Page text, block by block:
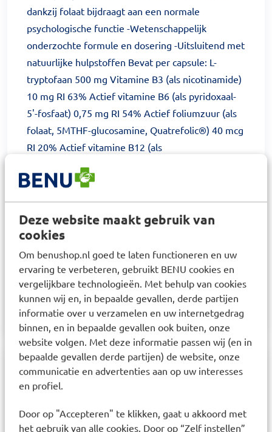
Deze website maakt gebruik van
cookies
Om benushop.nl goed te laten functioneren en uw
ervaring te verbeteren, gebruikt BENU cookies en
vergelijkbare technologieën. Met behulp van cookies
kunnen wij en, in bepaalde gevallen, derde partijen
informatie over u verzamelen en uw internetgedrag
binnen, en in bepaalde gevallen ook buiten, onze
website volgen. Met deze informatie passen wij (en in
bepaalde gevallen derde partijen) de website, onze
communicatie en advertenties aan op uw interesses
en profiel.
Door op "Accepteren" te klikken, gaat u akkoord met
het gebruik van alle cookies. Door op “Zelf instellen”
dankzij folaat bijdraagt aan een normale
psychologische functie -Wetenschappelijk
onderzochte formule en dosering -Uitsluitend met
natuurlijke hulpstoffen Bevat per capsule: L-
tryptofaan 500 mg Vitamine B3 (als nicotinamide)
10 mg RI 63% Actief vitamine B6 (als pyridoxaal-
5'-fosfaat) 0,75 mg RI 54% Actief foliumzuur (als
folaat, 5MTHF-glucosamine, Quatrefolic®) 40 mcg
RI 20% Actief vitamine B12 (als
methylcobalamine) 50 mcg RI 2000% IJzer (als
ijzerfumaraat) 2,10 mg RI 15%
Gebruik:
Dagelijks 1 tot 2 capsules ten minste een half uur
voor de maaltijd of een half uur voor het
slapengaan innemen. Aanbevolen dosering niet
overschrijden. Bij slikproblemen mag de capsule
geopend worden. Niet innemen met
eiwithoudende levensmiddelen.
Samenstelling
(hydroxypropylmethylcellulose), antiklontermiddel